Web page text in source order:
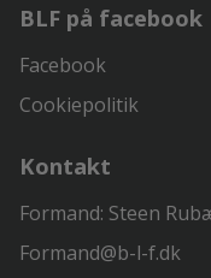
BLF på facebook
Facebook
Cookiepolitik
Kontakt
Formand: Steen
Formand@b-l-f.dk